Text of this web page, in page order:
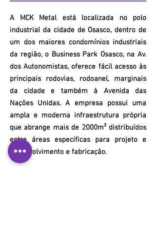
A MCKMetal está localizada no polo
industrial da cidade de Osasco, dentro de
um dos maiores condomínios industriais
da região, o Business Park Osasco, na Av.
dos Autonomistas, oferece fácil acesso às
principais rodovias, rodoanel, marginais
da cidade e também à Avenida das
Nações Unidas. A empresa possui uma
ampla e moderna infraestrutura própria
que abrange mais de 2000m² distribuídos
entre áreas especificas para projeto e
desenvolvimento e fabricação.